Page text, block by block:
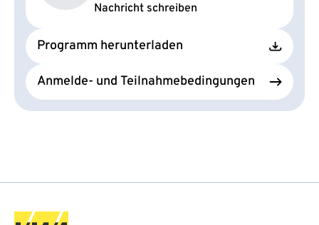
Nachricht schreiben
Programm herunterladen
Anmelde- und Teilnahmebedingungen